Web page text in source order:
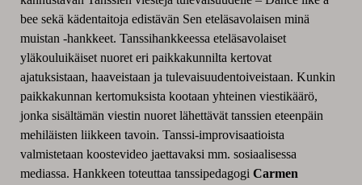
bee sekä kädentaitoja edistävän Sen eteläsavolaisen minä
muistan -hankkeet. Tanssihankkeessa eteläsavolaiset
yläkouluikäiset nuoret eri paikkakunnilta kertovat
ajatuksistaan, haaveistaan ja tulevaisuudentoiveistaan. Kunkin
paikkakunnan kertomuksista kootaan yhteinen viestikäärö,
jonka sisältämän viestin nuoret lähettävät tanssien eteenpäin
mehiläisten liikkeen tavoin. Tanssi-improvisaatioista
valmistetaan koostevideo jaettavaksi mm. sosiaalisessa
mediassa. Hankkeen toteuttaa tanssipedagogi Carmen